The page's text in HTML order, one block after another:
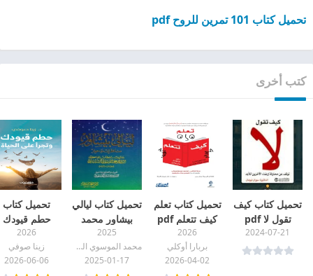
تحميل كتاب 101 تمرين للروح pdf
كتب أخرى
تحميل كتاب كيف
تقول لا pdf
بجودة عالية
2024-07-21
تحميل كتاب تعلم
كيف تتعلم pdf
2026
بربارا أوكلي
2026-04-02
تحميل كتاب ليالي
بيشاور محمد
الموسوي
الشيرازي pdf
2025
محمد الموسوي الشيرازي
2025-01-17
تحميل كتاب
حطم قيودك
وتجرأ على
pdf
2026
زينا صوفي
2026-06-06